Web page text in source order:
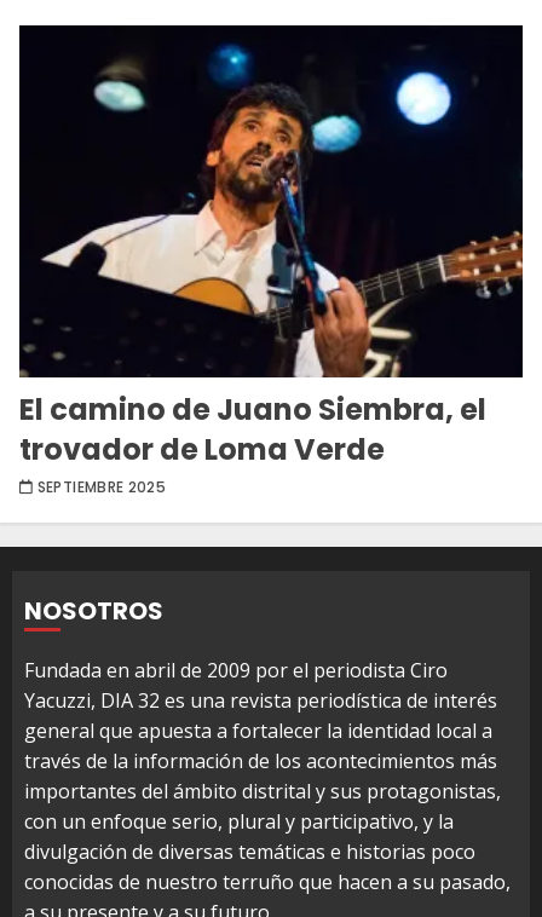
El camino de Juano Siembra, el
trovador de Loma Verde
SEPTIEMBRE 2025
NOSOTROS
Fundada en abril de 2009 por el periodista Ciro
Yacuzzi, DIA 32 es una revista periodística de interés
general que apuesta a fortalecer la identidad local a
través de la información de los acontecimientos más
importantes del ámbito distrital y sus protagonistas,
con un enfoque serio, plural y participativo, y la
divulgación de diversas temáticas e historias poco
conocidas de nuestro terruño que hacen a su pasado,